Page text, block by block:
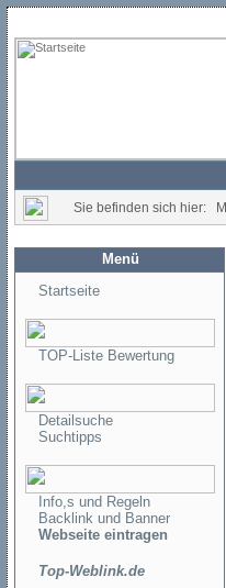
Sie befinden sich hier:
Menü
Startseite
TOP-Liste Bewertung
Detailsuche
Suchtipps
Info,s und Regeln
Backlink und Banner
Webseite eintragen
Top-Weblink.de